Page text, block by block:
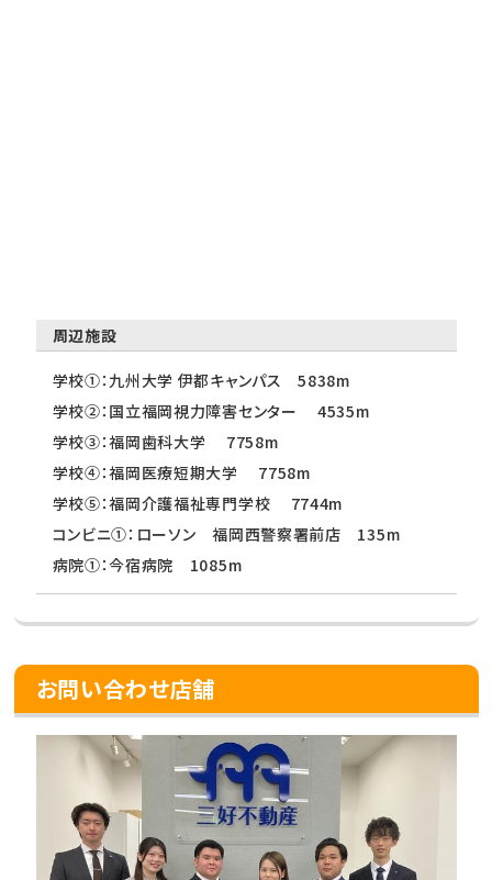
周辺施設
学校①：九州大学 伊都キャンパス 5838m
学校②：国立福岡視力障害センター 4535m
学校③：福岡歯科大学 7758m
学校④：福岡医療短期大学 7758m
学校⑤：福岡介護福祉専門学校 7744m
コンビニ①：ローソン 福岡西警察署前店 135m
病院①：今宿病院 1085m
お問い合わせ店舗